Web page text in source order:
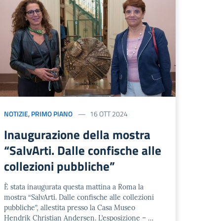
NOTIZIE,PRIMO PIANO 16 OTT 2024
Inaugurazione della mostra
“SalvArti. Dalle confische alle
collezioni pubbliche”
È stata inaugurata questa mattina a Roma la
mostra “SalvArti. Dalle confische alle collezioni
pubbliche”, allestita presso la Casa Museo
Hendrik Christian Andersen. L’esposizione – …